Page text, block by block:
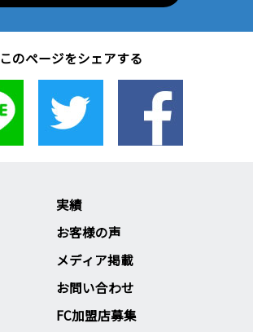
このページをシェアする
実績
お客様の声
メディア掲載
お問い合わせ
FC加盟店募集